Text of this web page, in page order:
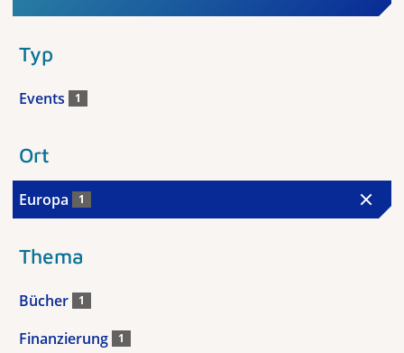
Typ
Events 1
Ort
Europa 1
Thema
Bücher 1
Finanzierung 1